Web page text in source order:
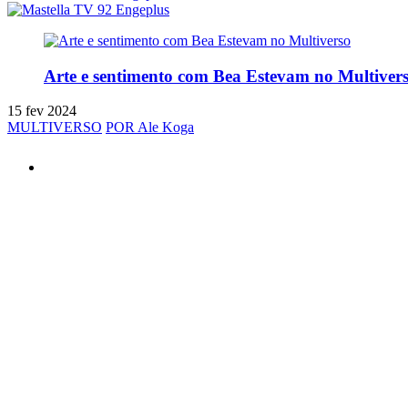
Arte e sentimento com Bea Estevam no
15 fev 2024
MULTIVERSO POR Ale Koga